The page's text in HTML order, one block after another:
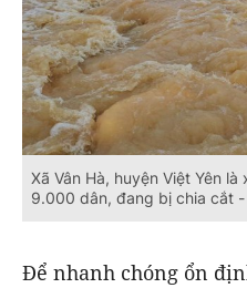
Xã Vân Hà, huyện Việt Yên
9.000 dân, đang bị chia cắt -
Để nhanh chóng ổn